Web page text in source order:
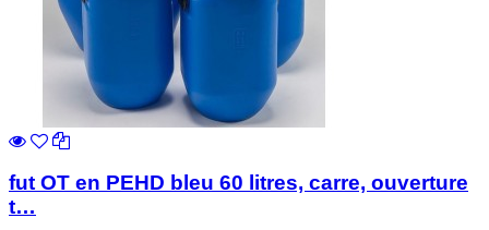
fut OT en PEHD bleu 60 litres, carre, ouverture
t…